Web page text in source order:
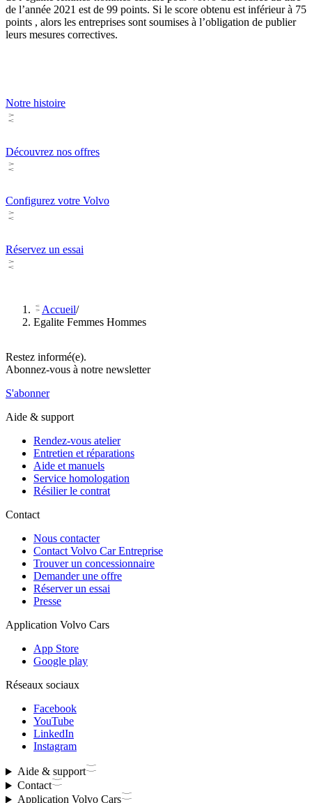
de l’année 2021 est de 99 points. Si le score obtenu est inférieur à 75
points , alors les entreprises sont soumises à l’obligation de publier
leurs mesures correctives.
Notre histoire
Découvrez nos offres
Configurez votre Volvo
Réservez un essai
Accueil/
Egalite Femmes Hommes